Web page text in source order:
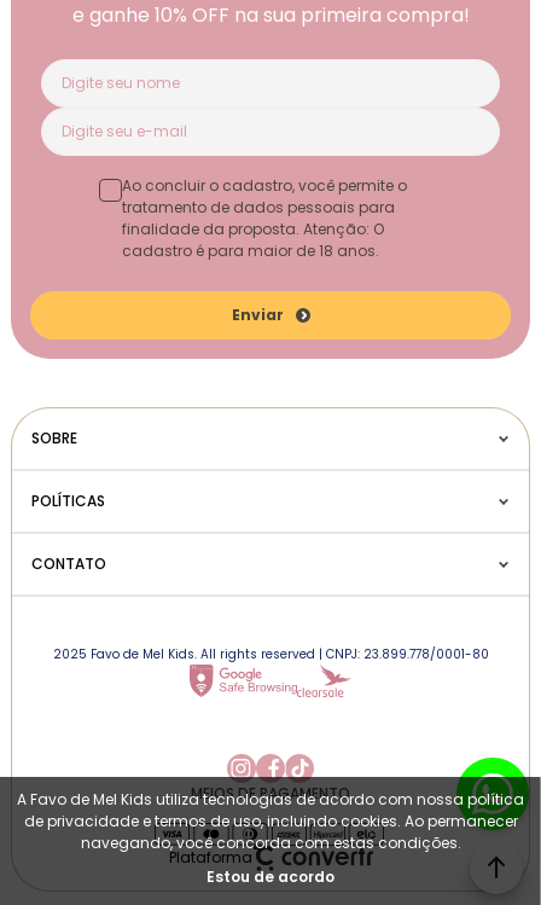
e ganhe 10% OFF na sua primeira compra!
Enviar
Ao concluir o cadastro, você permite o
tratamento de dados pessoais para
finalidade da proposta. Atenção: O
cadastro é para maior de 18 anos.
SOBRE
POLÍTICAS
CONTATO
2025 Favo de Mel Kids. All rights reserved | CNPJ: 23.899.778/0001-80
MEIOS DE PAGAMENTO
Plataforma
A Favo de Mel Kids utiliza tecnologias de acordo com nossa política
de privacidade e termos de uso, incluindo cookies. Ao permanecer
navegando, você concorda com estas condições.
Estou de acordo